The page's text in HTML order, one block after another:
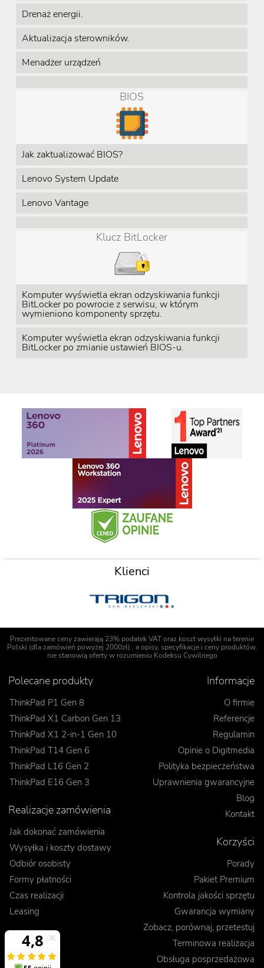
Drenaż energii.
Aktualizacja sterowników.
Menadżer urządzeń
BIOS
Jak zaktualizować BIOS?
Lenovo System Update
Lenovo Vantage
Klucz BitLocker
Komputer wyświetla ekran odzyskiwania funkcji
BitLocker po powrocie z serwisu, w którym
wymieniono komponenty sprzętu.
Komputer wyświetla ekran odzyskiwania funkcji
BitLocker po zmianie ustawień BIOS-u.
Klienci
Prezentowane ceny zawierają 23% podatek VAT oraz koszt wysyłki na terenie
Polski (dla zamówień powyżej 2000zł) , a opisy, specyfikacje i ceny produktów,
nie stanowią oferty w rozumieniu Kodeksu Cywilnego
Polecane produkty
ThinkPad P1 Gen 8
ThinkPad X1 Carbon Gen 13
ThinkPad X1 2-in-1 Gen 10
ThinkPad T14 Gen 6
ThinkPad L16 Gen 2
ThinkPad E16 Gen 3
Informacje
O firmie
Referencje
Regulamin
Opinie o Digitmedia
Polityka bezpieczeństwa
Uprawnienia gwarancyjne
Blog
Kontakt
Realizacje zamówienia
Jak dokonać zamówienia
Wysyłka i koszty dostawy
Odbiór osobisty
Formy płatności
Czas realizacji
Leasing
Korzyści
Porady
Pakiet Premium
Kontrola jakości sprzętu
Gwarancja wymiany
Zobacz, porównaj, przetestuj
Terminowa realizacja
Obsługa posprzedażowa